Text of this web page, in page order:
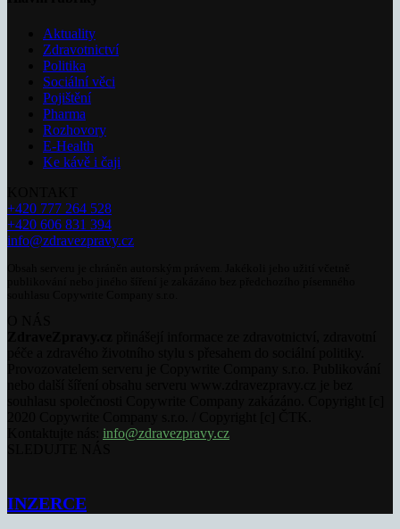
Aktuality
Zdravotnictví
Politika
Sociální věci
Pojištění
Pharma
Rozhovory
E-Health
Ke kávě i čaji
+420 777 264 528
+420 606 831 394
info@zdravezpravy.cz
info@zdravezpravy.cz
INZERCE